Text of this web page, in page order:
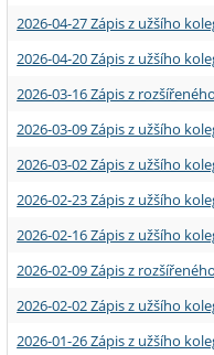
Absolventi fakulty
Vyjíždějící zaměstnanci
2026-04-27 Zápis z užšího
2026-04-20 Zápis z užšího
2026-03-16 Zápis z
2026-03-09 Zápis z užšího
2026-03-02 Zápis z užšího
2026-02-23 Zápis z užšího
2026-02-16 Zápis z užšího
2026-02-09 Zápis z
2026-02-02 Zápis z užšího
2026-01-26 Zápis z užšího